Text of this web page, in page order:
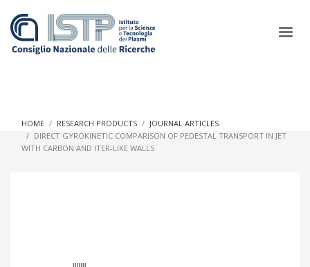
HOME RESEARCH PRODUCTS
JOURNAL ARTICLES
DIRECT GYROKINETIC COMPARISON OF PEDESTAL TRANSPORT IN JET
WITH CARBON AND ITER-LIKE WALLS